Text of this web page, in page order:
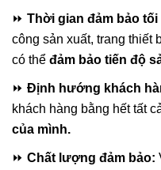
⏩ Thời gian đảm bảo
công sản xuất, trang thiết
có thể đảm bảo tiến độ
⏩ Định hướng khách
khách hàng bằng hết tất
của mình.
⏩ Chất lượng đảm bảo: